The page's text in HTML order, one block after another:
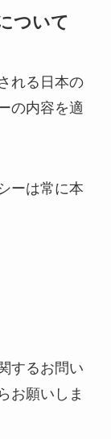
ついて
れる日本の
の内容を適
ーは常に本
するお問い
お願いしま